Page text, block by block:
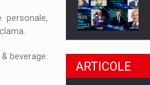
beverage:
ARTICOLE